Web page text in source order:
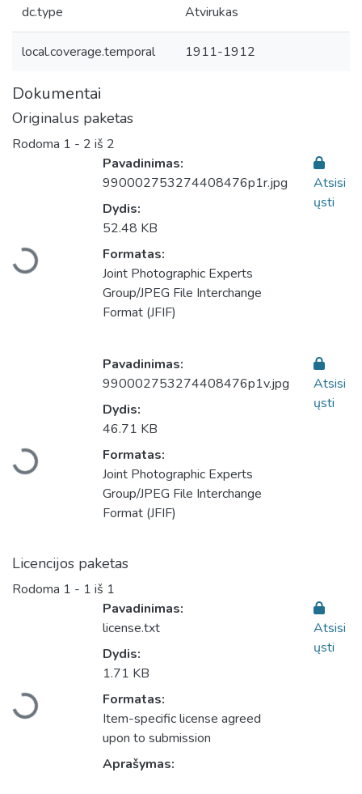
dc.type Atvirukas
local.coverage.temporal 1911-1912
Dokumentai
Originalus paketas
Rodoma 1 - 2 iš 2
Įkeliama...
Pavadinimas:
990002753274408476p1r.jpg
Dydis:
52.48 KB
Formatas:
Joint Photographic Experts
Group/JPEG File Interchange
Format (JFIF)
Atsisi
ųsti
Įkeliama...
Pavadinimas:
990002753274408476p1v.jpg
Dydis:
46.71 KB
Formatas:
Joint Photographic Experts
Group/JPEG File Interchange
Format (JFIF)
Atsisi
ųsti
Licencijos paketas
Rodoma 1 - 1 iš 1
Įkeliama...
Pavadinimas:
license.txt
Dydis:
1.71 KB
Formatas:
Item-specific license agreed
upon to submission
Aprašymas:
Atsisi
ųsti